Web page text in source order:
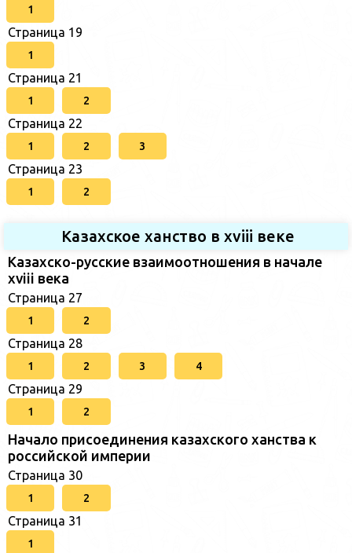
1
Страница 19
1
Страница 21
1 2
Страница 22
1 2 3
Страница 23
1 2
Казахское ханство в хviii веке
Казахско-русские взаимоотношения в начале
xviii века
Страница 27
1 2
Страница 28
1 2 3 4
Страница 29
1 2
Начало присоединения казахского ханства к
российской империи
Страница 30
1 2
Страница 31
1